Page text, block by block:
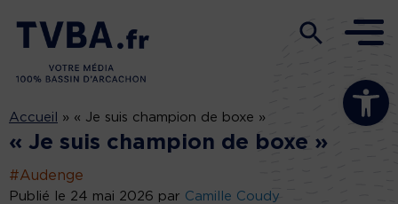
Ouvrir la
Accueil » « Je suis champion de boxe »
« Je suis champion de boxe »
#Audenge
Publié le 24 mai 2026 par Camille Coudy